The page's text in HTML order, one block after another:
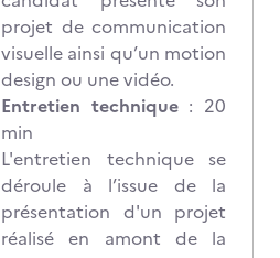
projet de communication
visuelle ainsi qu’un motion
design ou une vidéo.
Entretien technique: 20
min
L'entretien technique se
déroule à l’issue de la
présentation d'un projet
réalisé en amont de la